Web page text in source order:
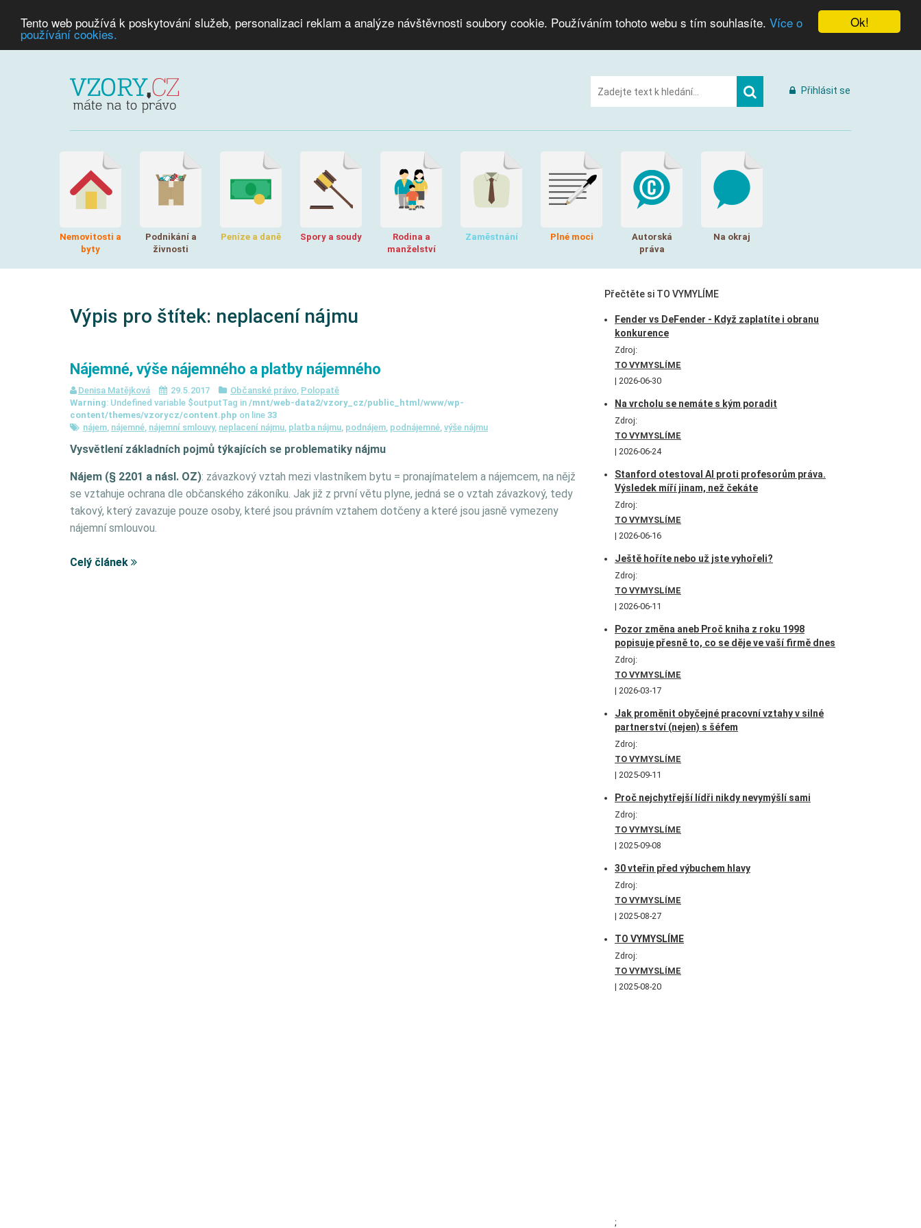
Ok!
Tento web používá k poskytování služeb, personalizaci reklam a analýze návštěvnosti soubory cookie. Používáním tohoto webu s tím souhlasíte. Více o
používání cookies.
Přihlásit se
Nemovitosti a
byty
Podnikání a
živnosti
Peníze a daně Spory a soudy
Rodina a
manželství
Zaměstnání Plné moci
Autorská
práva
Na okraj
Výpis pro štítek: neplacení nájmu
Nájemné, výše nájemného a platby nájemného
Denisa Matějková 29.5.2017 Občanské právo, Polopatě
Warning: Undefined variable $outputTag in /mnt/web-data2/vzory_cz/public_html/www/wp-
content/themes/vzorycz/content.php on line 33
nájem, nájemné, nájemní smlouvy, neplacení nájmu, platba nájmu, podnájem, podnájemné, výše nájmu
Vysvětlení základních pojmů týkajících se problematiky nájmu
Nájem (§ 2201 a násl. OZ): závazkový vztah mezi vlastníkem bytu = pronajímatelem a nájemcem, na nějž
se vztahuje ochrana dle občanského zákoníku. Jak již z první větu plyne, jedná se o vztah závazkový, tedy
takový, který zavazuje pouze osoby, které jsou právním vztahem dotčeny a které jsou jasně vymezeny
nájemní smlouvou.
Celý článek
Přečtěte si TO VYMYLÍME
Fender vs DeFender - Když zaplatíte i obranu
konkurence
Zdroj:
TO VYMYSLÍME
2026-06-30
Na vrcholu se nemáte s kým poradit
Zdroj:
TO VYMYSLÍME
2026-06-24
Stanford otestoval AI proti profesorům práva.
Výsledek míří jinam, než čekáte
Zdroj:
TO VYMYSLÍME
2026-06-16
Ještě hoříte nebo už jste vyhořeli?
Zdroj:
TO VYMYSLÍME
2026-06-11
Pozor změna aneb Proč kniha z roku 1998
popisuje přesně to, co se děje ve vaší firmě dnes
Zdroj:
TO VYMYSLÍME
2026-03-17
Jak proměnit obyčejné pracovní vztahy v silné
partnerství (nejen) s šéfem
Zdroj:
TO VYMYSLÍME
2025-09-11
Proč nejchytřejší lídři nikdy nevymýšlí sami
Zdroj:
TO VYMYSLÍME
2025-09-08
30 vteřin před výbuchem hlavy
Zdroj:
TO VYMYSLÍME
2025-08-27
TO VYMYSLÍME
Zdroj:
TO VYMYSLÍME
2025-08-20
;